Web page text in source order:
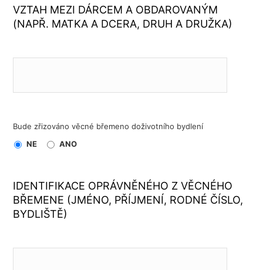
VZTAH MEZI DÁRCEM A OBDAROVANÝM
(NAPŘ. MATKA A DCERA, DRUH A DRUŽKA)
Bude zřizováno věcné břemeno doživotního bydlení
NE
ANO
IDENTIFIKACE OPRÁVNĚNÉHO Z VĚCNÉHO
BŘEMENE (JMÉNO, PŘÍJMENÍ, RODNÉ ČÍSLO,
BYDLIŠTĚ)